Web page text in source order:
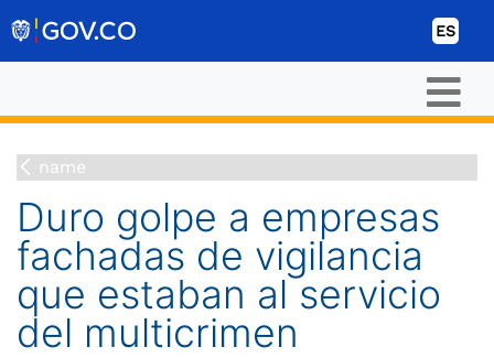
ES
name
Duro golpe a empresas
fachadas de vigilancia
que estaban al servicio
del multicrimen